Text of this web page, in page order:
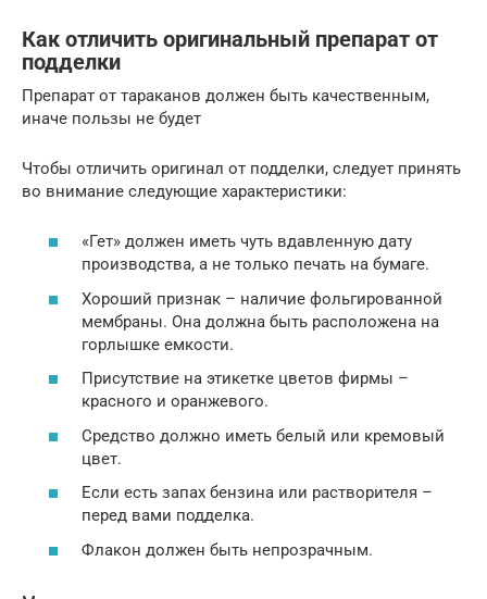
Как отличить оригинальный препарат от
подделки
Препарат от тараканов должен быть качественным,
иначе пользы не будет
Чтобы отличить оригинал от подделки, следует принять
во внимание следующие характеристики:
«Гет» должен иметь чуть вдавленную дату
производства, а не только печать на бумаге.
Хороший признак – наличие фольгированной
мембраны. Она должна быть расположена на
горлышке емкости.
Присутствие на этикетке цветов фирмы –
красного и оранжевого.
Средство должно иметь белый или кремовый
цвет.
Если есть запах бензина или растворителя –
перед вами подделка.
Флакон должен быть непрозрачным.